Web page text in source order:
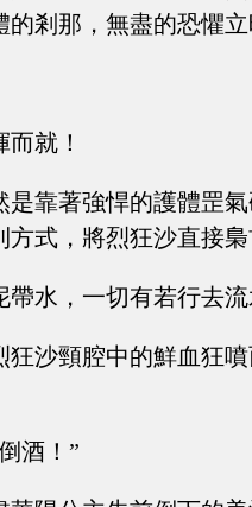
的剎那，無盡的恐懼
就！
是靠著強悍的護體罡
方式，將烈狂沙直接
帶水，一切有若行去
狂沙頸腔中的鮮血狂
酒！”